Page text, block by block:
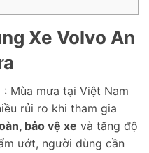
Xe Volvo An
Mùa mưa tại Việt Nam
rủi ro khi tham gia
bảo vệ xe và tăng độ
ướt, người dùng cần